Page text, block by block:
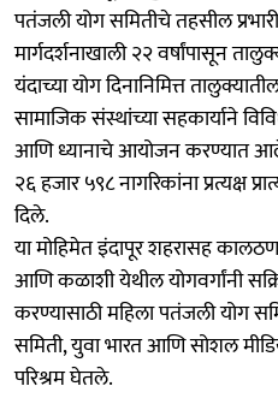
पतंजली योग समितीचे तहसील
मार्गदर्शनाखाली २२ वर्षांपासून
यंदाच्या योग दिनानिमित्त
सामाजिक संस्थांच्या सहकार्याने
आणि ध्यानाचे आयोजन करण्यात आले
२६ हजार ५९८ नागरिकांना प्रत्यक्ष
दिले.
या मोहिमेत इंदापूर शहरासह कालठण
आणि कळाशी येथील योगवर्गांनी
करण्यासाठी महिला पतंजली योग
समिती, युवा भारत आणि सोशल
परिश्रम घेतले.